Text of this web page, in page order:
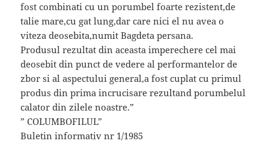
fost combinati cu un porumbel foarte rezistent,de
talie mare,cu gat lung,dar care nici el nu avea o
viteza deosebita,numit Bagdeta persana.
Produsul rezultat din aceasta imperechere cel mai
deosebit din punct de vedere al performantelor de
zbor si al aspectului general,a fost cuplat cu primul
produs din prima incrucisare rezultand porumbelul
calator din zilele noastre.”
” COLUMBOFILUL”
Buletin informativ nr 1/1985